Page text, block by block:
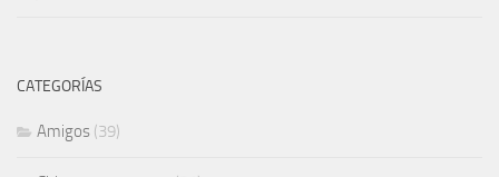
CATEGORÍAS
Amigos (39)